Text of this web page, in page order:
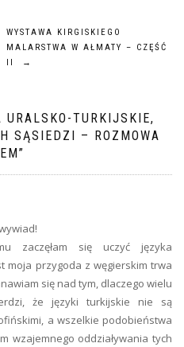
WYSTAWA KIRGISKIEGO
MALARSTWA W AŁMATY – CZĘŚĆ
→
URALSKO-TURKIJSKIE,
SĄSIEDZI – ROZMOWA
”
zaczęłam się uczyć języka
moja przygoda z węgierskim trwa
się nad tym, dlaczego wielu
że języki turkijskie nie są
a wszelkie podobieństwa
wzajemnego oddziaływania tych